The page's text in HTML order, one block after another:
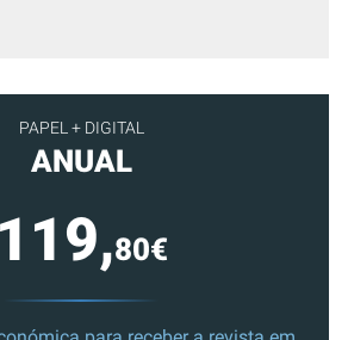
PAPEL + DIGITAL
ANUAL
119,80€